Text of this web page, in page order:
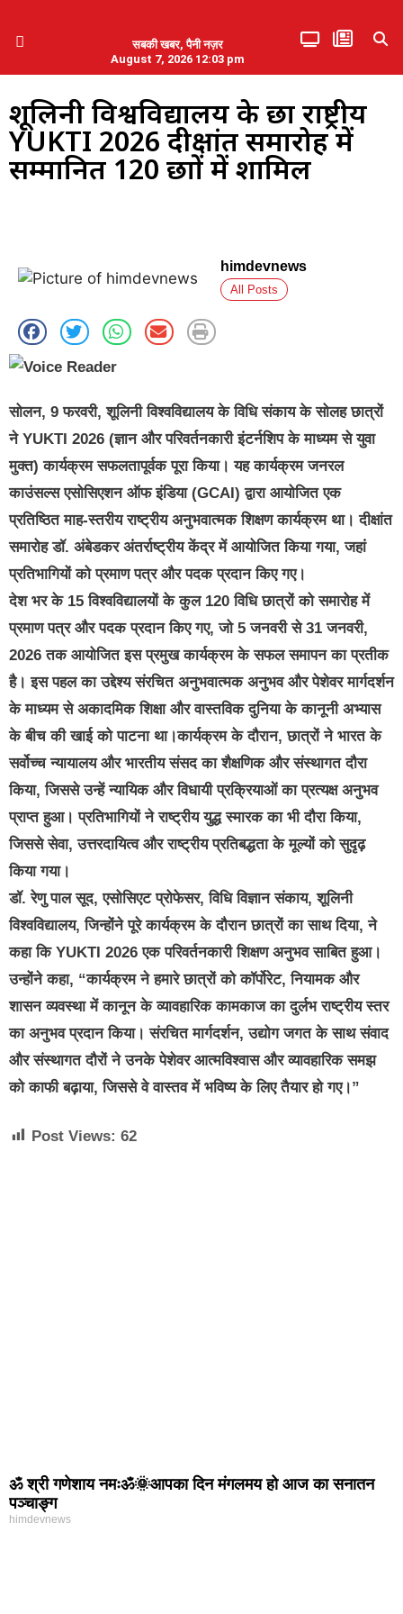
सबकी खबर, पैनी नज़र
August 7, 2026 12:03 pm
शूलिनी विश्वविद्यालय के छात्र राष्ट्रीय
YUKTI 2026 दीक्षांत समारोह में
सम्मानित 120 छात्रों में शामिल
himdevnews
All Posts
सोलन, 9 फरवरी, शूलिनी विश्वविद्यालय के विधि संकाय के सोलह छात्रों
ने YUKTI 2026 (ज्ञान और परिवर्तनकारी इंटर्नशिप के माध्यम से युवा
मुक्त) कार्यक्रम सफलतापूर्वक पूरा किया। यह कार्यक्रम जनरल
काउंसल्स एसोसिएशन ऑफ इंडिया (GCAI) द्वारा आयोजित एक
प्रतिष्ठित माह-स्तरीय राष्ट्रीय अनुभवात्मक शिक्षण कार्यक्रम था। दीक्षांत
समारोह डॉ. अंबेडकर अंतर्राष्ट्रीय केंद्र में आयोजित किया गया, जहां
प्रतिभागियों को प्रमाण पत्र और पदक प्रदान किए गए।
देश भर के 15 विश्वविद्यालयों के कुल 120 विधि छात्रों को समारोह में
प्रमाण पत्र और पदक प्रदान किए गए, जो 5 जनवरी से 31 जनवरी,
2026 तक आयोजित इस प्रमुख कार्यक्रम के सफल समापन का प्रतीक
है। इस पहल का उद्देश्य संरचित अनुभवात्मक अनुभव और पेशेवर मार्गदर्शन
के माध्यम से अकादमिक शिक्षा और वास्तविक दुनिया के कानूनी अभ्यास
के बीच की खाई को पाटना था।कार्यक्रम के दौरान, छात्रों ने भारत के
सर्वोच्च न्यायालय और भारतीय संसद का शैक्षणिक और संस्थागत दौरा
किया, जिससे उन्हें न्यायिक और विधायी प्रक्रियाओं का प्रत्यक्ष अनुभव
प्राप्त हुआ। प्रतिभागियों ने राष्ट्रीय युद्ध स्मारक का भी दौरा किया,
जिससे सेवा, उत्तरदायित्व और राष्ट्रीय प्रतिबद्धता के मूल्यों को सुदृढ़
किया गया।
डॉ. रेणु पाल सूद, एसोसिएट प्रोफेसर, विधि विज्ञान संकाय, शूलिनी
विश्वविद्यालय, जिन्होंने पूरे कार्यक्रम के दौरान छात्रों का साथ दिया, ने
कहा कि YUKTI 2026 एक परिवर्तनकारी शिक्षण अनुभव साबित हुआ।
उन्होंने कहा, “कार्यक्रम ने हमारे छात्रों को कॉर्पोरेट, नियामक और
शासन व्यवस्था में कानून के व्यावहारिक कामकाज का दुर्लभ राष्ट्रीय स्तर
का अनुभव प्रदान किया। संरचित मार्गदर्शन, उद्योग जगत के साथ संवाद
और संस्थागत दौरों ने उनके पेशेवर आत्मविश्वास और व्यावहारिक समझ
को काफी बढ़ाया, जिससे वे वास्तव में भविष्य के लिए तैयार हो गए।”
Post Views: 62
ॐ श्री गणेशाय नमःॐ🌞आपका दिन मंगलमय हो आज का सनातन
पञ्चाङ्ग
himdevnews